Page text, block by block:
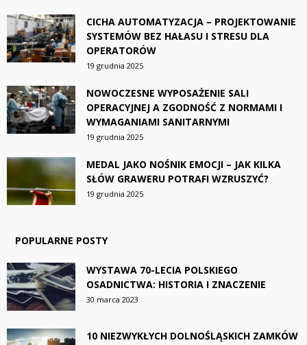
CICHA AUTOMATYZACJA – PROJEKTOWANIE
SYSTEMÓW BEZ HAŁASU I STRESU DLA
OPERATORÓW
19 grudnia 2025
NOWOCZESNE WYPOSAŻENIE SALI
OPERACYJNEJ A ZGODNOŚĆ Z NORMAMI I
WYMAGANIAMI SANITARNYMI
19 grudnia 2025
MEDAL JAKO NOŚNIK EMOCJI – JAK KILKA
SŁÓW GRAWERU POTRAFI WZRUSZYĆ?
19 grudnia 2025
POPULARNE POSTY
WYSTAWA 70-LECIA POLSKIEGO
OSADNICTWA: HISTORIA I ZNACZENIE
30 marca 2023
10 NIEZWYKŁYCH DOLNOŚLĄSKICH ZAMKÓW